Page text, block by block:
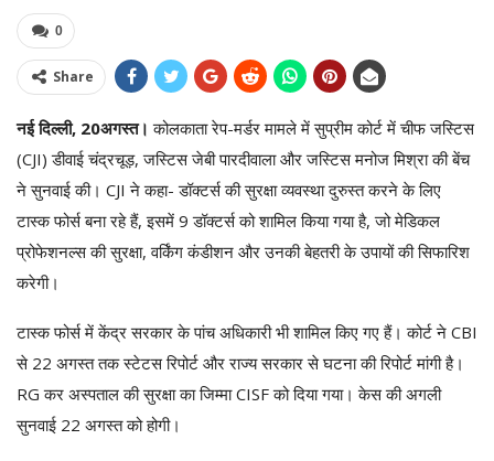
0
Share
नई दिल्ली, 20अगस्त।कोलकाता रेप-मर्डर मामले में सुप्रीम कोर्ट में चीफ जस्टिस
(CJI) डीवाई चंद्रचूड़, जस्टिस जेबी पारदीवाला और जस्टिस मनोज मिश्रा की बेंच
ने सुनवाई की। CJI ने कहा- डॉक्टर्स की सुरक्षा व्यवस्था दुरुस्त करने के लिए
टास्क फोर्स बना रहे हैं, इसमें 9 डॉक्टर्स को शामिल किया गया है, जो मेडिकल
प्रोफेशनल्स की सुरक्षा, वर्किंग कंडीशन और उनकी बेहतरी के उपायों की सिफारिश
करेगी।
टास्क फोर्स में केंद्र सरकार के पांच अधिकारी भी शामिल किए गए हैं। कोर्ट ने CBI
से 22 अगस्त तक स्टेटस रिपोर्ट और राज्य सरकार से घटना की रिपोर्ट मांगी है।
RG कर अस्पताल की सुरक्षा का जिम्मा CISF को दिया गया। केस की अगली
सुनवाई 22 अगस्त को होगी।